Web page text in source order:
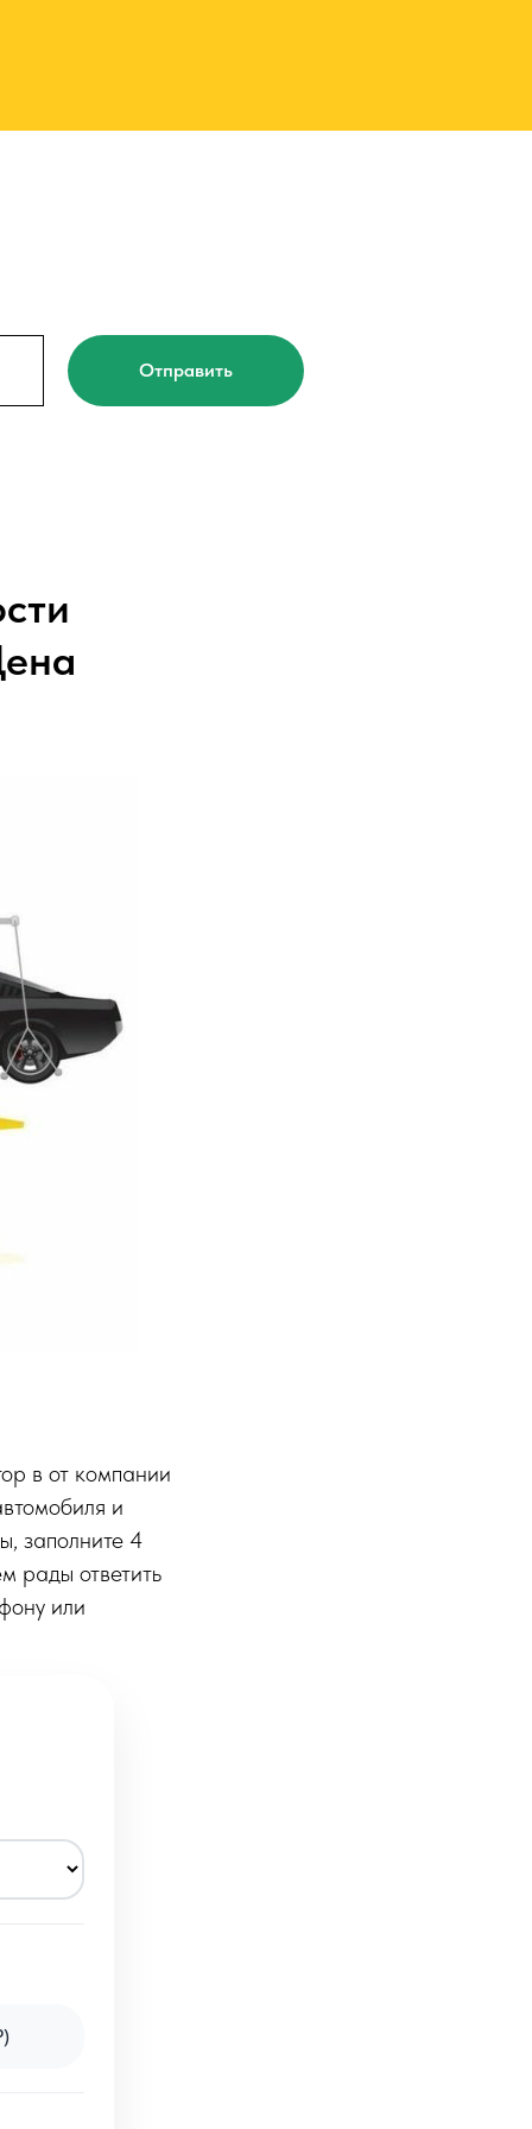
Отправить
в от компании
и
заполните 4
рады ответить
или